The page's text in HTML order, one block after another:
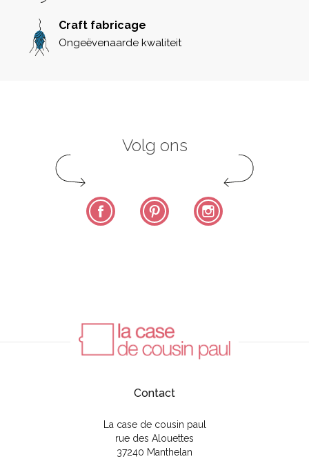
Craft fabricage
Ongeëvenaarde kwaliteit
Volg ons
Facebook Pinterest
Contact
La case de cousin paul
rue des Alouettes
37240 Manthelan